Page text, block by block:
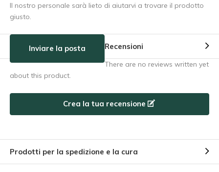
Il nostro personale sarà lieto di aiutarvi a trovare il prodotto
giusto.
Inviare la posta Recensioni
There are no reviews written yet
about this product.
Crea la tua recensione
Prodotti per la spedizione e la cura